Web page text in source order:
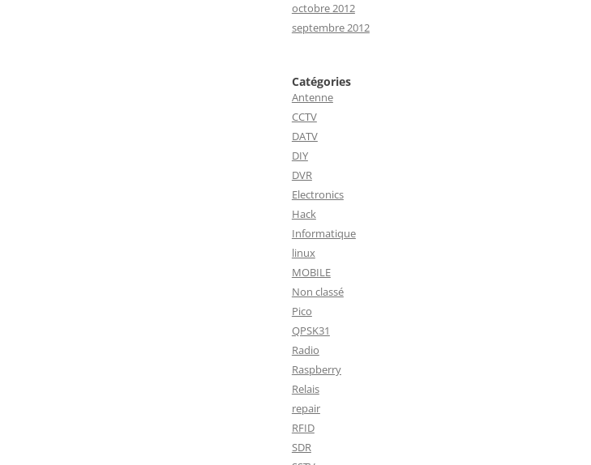
octobre 2012
septembre 2012
Catégories
Antenne
CCTV
DATV
DIY
DVR
Electronics
Hack
Informatique
linux
MOBILE
Non classé
Pico
QPSK31
Radio
Raspberry
Relais
repair
RFID
SDR